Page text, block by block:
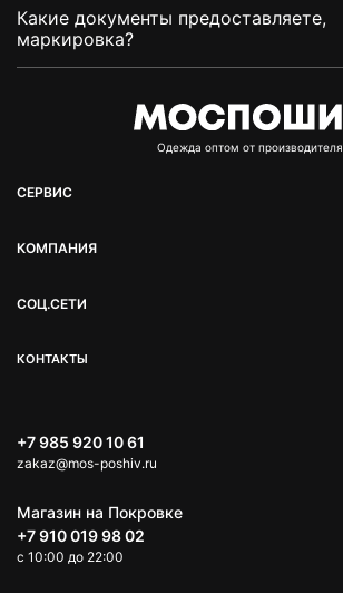
Какие документы предоставляете,
маркировка?
Oдежда оптом от производителя
СЕРВИС
КОМПАНИЯ
СОЦ.СЕТИ
КОНТАКТЫ
+7 985 920 10 61
zakaz@mos-poshiv.ru
Магазин на Покровке
+7 910 019 98 02
c 10:00 до 22:00